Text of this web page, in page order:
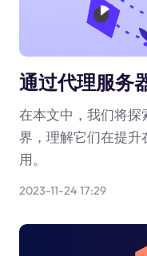
通过代理服务
在本文中，我们将探
界，理解它们在提升
用。
2023-11-24 17:29